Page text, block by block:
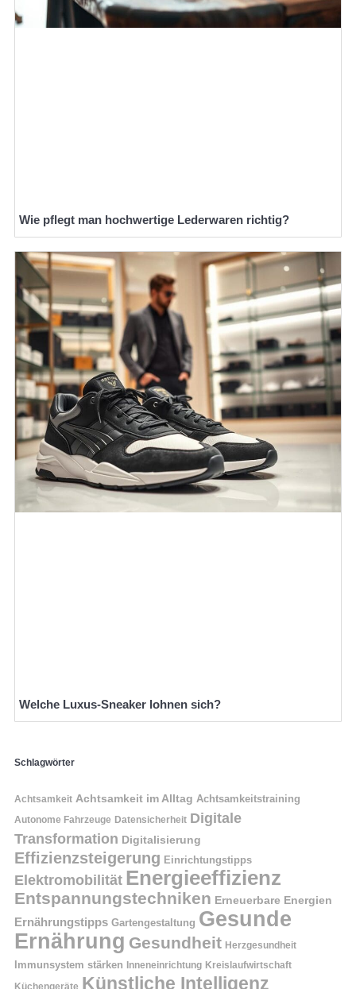
Wie pflegt man hochwertige Lederwaren richtig?
Welche Luxus-Sneaker lohnen sich?
Schlagwörter
Achtsamkeit Achtsamkeit im Alltag Achtsamkeitstraining
Autonome Fahrzeuge Datensicherheit Digitale
Transformation Digitalisierung
Effizienzsteigerung Einrichtungstipps
Elektromobilität Energieeffizienz
Entspannungstechniken Erneuerbare Energien
Ernährungstipps Gartengestaltung Gesunde
Ernährung Gesundheit Herzgesundheit
Immunsystem stärken Inneneinrichtung Kreislaufwirtschaft
Künstliche Intelligenz